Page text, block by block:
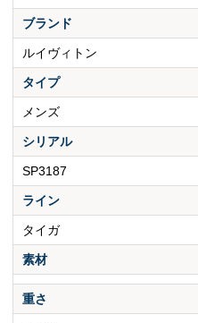
ブランド
ルイヴィトン
タイプ
メンズ
シリアル
SP3187
ライン
タイガ
素材
重さ